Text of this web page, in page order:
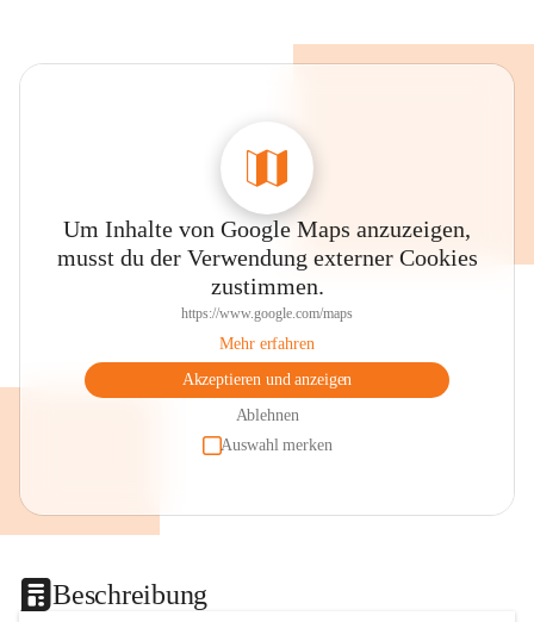
Um Inhalte von Google Maps anzuzeigen,
musst du der Verwendung externer Cookies
zustimmen.
https://www.google.com/maps
Mehr erfahren
Akzeptieren und anzeigen
Ablehnen
Auswahl merken
Beschreibung